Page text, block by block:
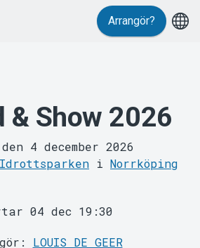
Arrangör?
& Show 2026
4 december 2026
i Norrköping
04 dec 19:30
LOUIS DE GEER